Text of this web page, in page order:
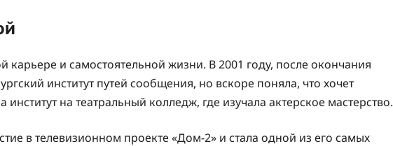
карьере и самостоятельной жизни. В 2001 году, после окончания
институт путей сообщения, но вскоре поняла, что хочет
на театральный колледж, где изучала актерское мастерство.
в телевизионном проекте «Дом-2» и стала одной из его самых